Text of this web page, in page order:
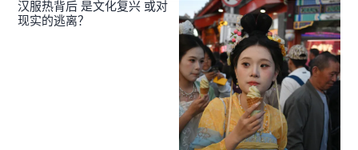
汉服热背后 是文化复兴 或对
现实的逃离？